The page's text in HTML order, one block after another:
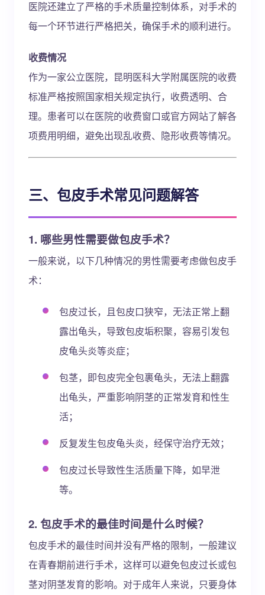
医院还建立了严格的手术质量控制体系，对手术的
每一个环节进行严格把关，确保手术的顺利进行。
收费情况
作为一家公立医院，昆明医科大学附属医院的收费
标准严格按照国家相关规定执行，收费透明、合
理。患者可以在医院的收费窗口或官方网站了解各
项费用明细，避免出现乱收费、隐形收费等情况。
三、包皮手术常见问题解答
1. 哪些男性需要做包皮手术？
一般来说，以下几种情况的男性需要考虑做包皮手
术：
包皮过长，且包皮口狭窄，无法正常上翻
露出龟头，导致包皮垢积聚，容易引发包
皮龟头炎等炎症；
包茎，即包皮完全包裹龟头，无法上翻露
出龟头，严重影响阴茎的正常发育和性生
活；
反复发生包皮龟头炎，经保守治疗无效；
包皮过长导致性生活质量下降，如早泄
等。
2. 包皮手术的最佳时间是什么时候？
包皮手术的最佳时间并没有严格的限制，一般建议
在青春期前进行手术，这样可以避免包皮过长或包
茎对阴茎发育的影响。对于成年人来说，只要身体